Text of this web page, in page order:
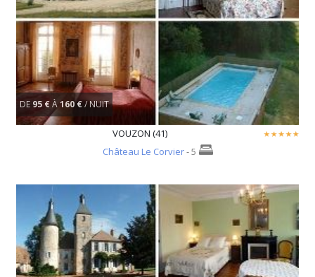
DE 95 €À160 €/ NUIT
VOUZON (41)
Château Le Corvier- 5